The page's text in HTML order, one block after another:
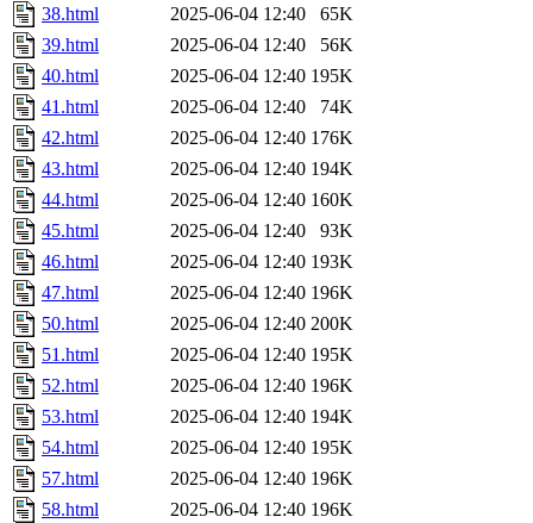
38.html
2025-06-04 12:40
65K
39.html
2025-06-04 12:40
56K
40.html
2025-06-04 12:40 195K
41.html
2025-06-04 12:40
74K
42.html
2025-06-04 12:40 176K
43.html
2025-06-04 12:40 194K
44.html
2025-06-04 12:40 160K
45.html
2025-06-04 12:40
93K
46.html
2025-06-04 12:40 193K
47.html
2025-06-04 12:40 196K
50.html
2025-06-04 12:40 200K
51.html
2025-06-04 12:40 195K
52.html
2025-06-04 12:40 196K
53.html
2025-06-04 12:40 194K
54.html
2025-06-04 12:40 195K
57.html
2025-06-04 12:40 196K
58.html
2025-06-04 12:40 196K